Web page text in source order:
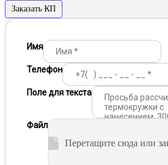
Заказать КП
Имя
Телефон
Поле для текста
Файл
Перетащите сюда или